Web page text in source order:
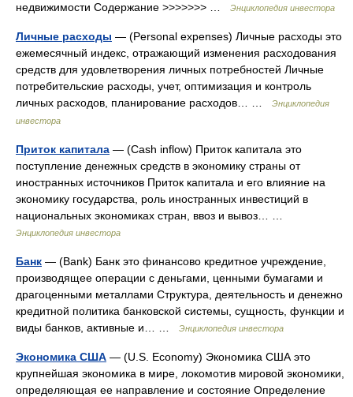
недвижимости Содержание >>>>>>> …
Энциклопедия инвестора
Личные расходы — (Personal expenses) Личные расходы это
ежемесячный индекс, отражающий изменения расходования
средств для удовлетворения личных потребностей Личные
потребительские расходы, учет, оптимизация и контроль
личных расходов, планирование расходов… …
Энциклопедия
инвестора
Приток капитала — (Cash inflow) Приток капитала это
поступление денежных средств в экономику страны от
иностранных источников Приток капитала и его влияние на
экономику государства, роль иностранных инвестиций в
национальных экономиках стран, ввоз и вывоз… …
Энциклопедия инвестора
Банк — (Bank) Банк это финансово кредитное учреждение,
производящее операции с деньгами, ценными бумагами и
драгоценными металлами Структура, деятельность и денежно
кредитной политика банковской системы, сущность, функции и
виды банков, активные и… …
Энциклопедия инвестора
Экономика США — (U.S. Economy) Экономика США это
крупнейшая экономика в мире, локомотив мировой экономики,
определяющая ее направление и состояние Определение